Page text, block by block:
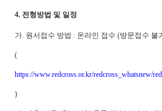
4. 전형방법 및 일정
가. 원서접수 방법 : 온라인 접수 (방문접수 불
(
https://www.redcross.or.kr/redcross_whatsnew/
)